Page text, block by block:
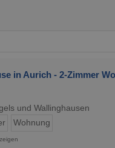
in Aurich - 2-Zimmer
und Wallinghausen
Wohnung